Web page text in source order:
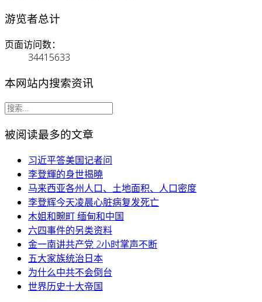
游览者总计
页面访问数：
34415633
本网站内搜索资讯
被阅读最多的文章
习近平答美国记者问
李登輝的身世揭曉
马来西亚各州人口、土地面积、人口密度
李登辉今天凌晨心脏病复发死亡
木姐和畹町 缅甸和中国
六四事件的另类资料
金一南讲共产党 2小时掌声不断
五大家族统治日本
为什么中共不会倒台
世界历史十大帝国